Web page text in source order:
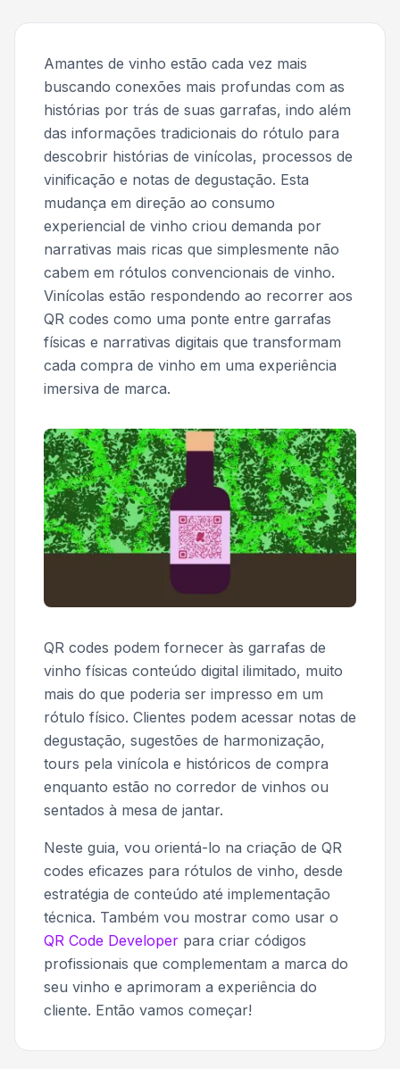
Amantes de vinho estão cada vez mais
buscando conexões mais profundas com as
histórias por trás de suas garrafas, indo além
das informações tradicionais do rótulo para
descobrir histórias de vinícolas, processos de
vinificação e notas de degustação. Esta
mudança em direção ao consumo
experiencial de vinho criou demanda por
narrativas mais ricas que simplesmente não
cabem em rótulos convencionais de vinho.
Vinícolas estão respondendo ao recorrer aos
QR codes como uma ponte entre garrafas
físicas e narrativas digitais que transformam
cada compra de vinho em uma experiência
imersiva de marca.
QR codes podem fornecer às garrafas de
vinho físicas conteúdo digital ilimitado, muito
mais do que poderia ser impresso em um
rótulo físico. Clientes podem acessar notas de
degustação, sugestões de harmonização,
tours pela vinícola e históricos de compra
enquanto estão no corredor de vinhos ou
sentados à mesa de jantar.
Neste guia, vou orientá-lo na criação de QR
codes eficazes para rótulos de vinho, desde
estratégia de conteúdo até implementação
técnica. Também vou mostrar como usar o
QR Code Developer para criar códigos
profissionais que complementam a marca do
seu vinho e aprimoram a experiência do
cliente. Então vamos começar!